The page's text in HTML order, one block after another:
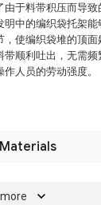
由于料带积压而导致
明中的编织袋托架能
，使编织袋堆的顶面
带顺利吐出，无需频
人员的劳动强度。